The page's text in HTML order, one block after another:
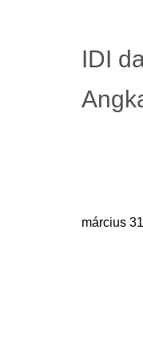
IDI
március